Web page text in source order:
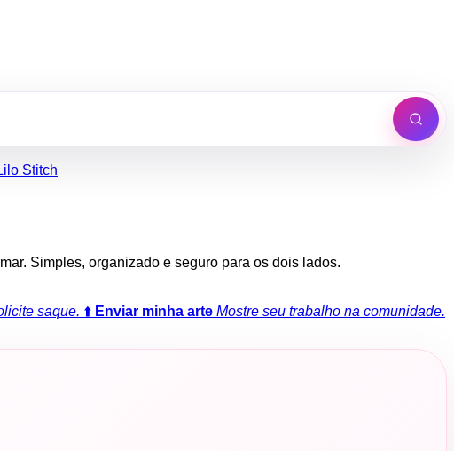
Stitch
Simples, organizado e seguro para os dois lados.
saque. ⬆️ Enviar minha arte Mostre seu trabalho na comunidade.